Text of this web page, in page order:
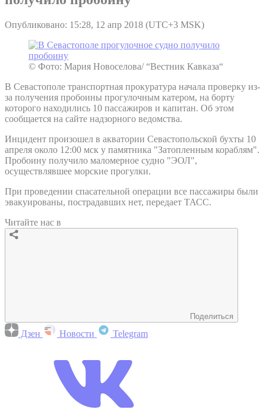
Опубликовано: 15:28, 12 апр 2018 (UTC+3 MSK)
© Фото: Мария Новоселова/ “Вестник Кавказа“
В Севастополе транспортная прокуратура начала проверку из-
за получения пробоины прогулочным катером, на борту
которого находились 10 пассажиров и капитан. Об этом
сообщается на сайте надзорного ведомства.
Инцидент произошел в акватории Севастопольской бухты 10
апреля около 12:00 мск у памятника "Затопленным кораблям".
Пробоину получило маломерное судно "ЭОЛ",
осуществлявшее морские прогулки.
При проведении спасательной операции все пассажиры были
эвакуированы, пострадавших нет, передает ТАСС.
Читайте нас в
Поделиться
Дзен Новости Telegram